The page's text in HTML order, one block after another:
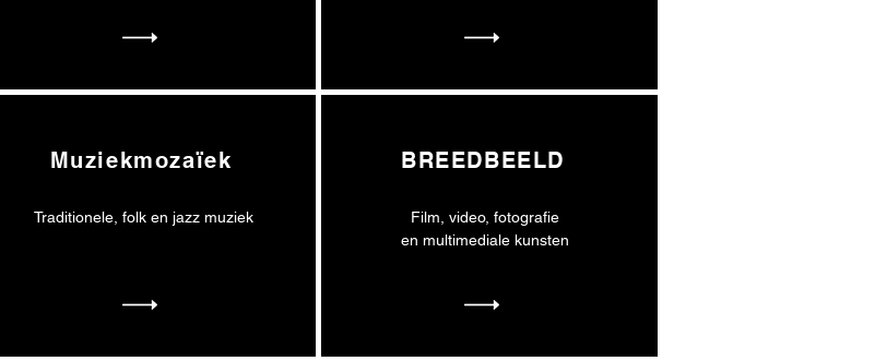
Muziekmozaïek
Traditionele, folk en jazz muziek
BREEDBEELD
Film, video, fotografie
en multimediale kunsten